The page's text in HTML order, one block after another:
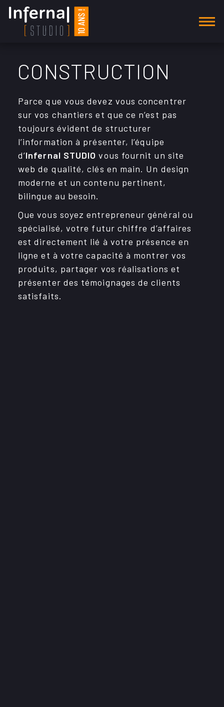
Alimentation
Automobile
Communautés
Construction
E-commerce
Environnement
Évènements
Immobilier
OBNL
CONSTRUCTION
Parce que vous devez vous concen­trer
sur vos chan­tiers et que ce n’est pas
toujours évident de struc­tu­rer
l’in­for­ma­tion à présen­ter, l’équipe
d’Infer­nal STUDIO vous four­nit un site
web de qualité, clés en main. Un design
moderne et un contenu perti­nent,
bilingue au besoin.
Que vous soyez entre­pre­neur géné­ral ou
spécia­lisé, votre futur chiffre d’af­faires
est direc­te­ment lié à votre présence en
ligne et à votre capa­cité à montrer vos
produits, parta­ger vos réali­sa­tions et
présen­ter des témoi­gnages de clients
satis­faits.